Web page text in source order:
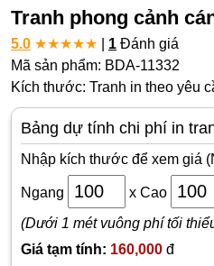
Tranh phong cảnh
5.0 ★★★★★ 1 Đánh giá
Mã sản phẩm: BDA-11332
Kích thước: Tranh in theo yêu
Bảng dự tính chi phí in
Nhập kích thước để xem giá
Ngang x Cao
(Dưới 1 mét vuông phí tối
Giá tạm tính: 160,000 đ